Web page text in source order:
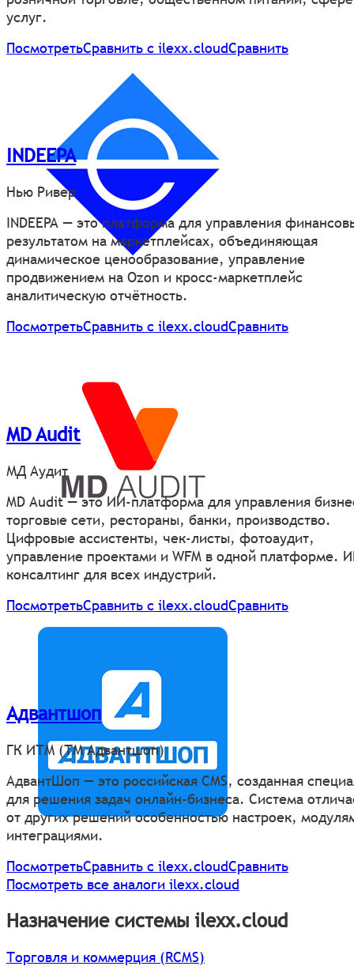
услуг.
ПосмотретьСравнить с ilexx.cloudСравнить
INDEEPA
Нью Ривер
INDEEPA — это платформа для управления
результатом на маркетплейсах, объединяющая
динамическое ценообразование, управление
продвижением на Ozon и кросс-маркетплейс
аналитическую отчётность.
ПосмотретьСравнить с ilexx.cloudСравнить
MD Audit
МД Аудит
MD Audit — это ИИ‑платформа для управления
торговые сети, рестораны, банки, производство.
Цифровые ассистенты, чек-листы, фотоаудит,
управление проектами и WFM в одной платформе.
консалтинг для всех индустрий.
ПосмотретьСравнить с ilexx.cloudСравнить
Адвантшоп
ГК ИТМ (ТМ Адвантшоп)
АдвантШоп — это российская CMS, созданная
для решения задач онлайн-бизнеса. Система
от других решений особенностью настроек,
интеграциями.
ПосмотретьСравнить с ilexx.cloudСравнить
Посмотреть все аналоги ilexx.cloud
Назначение системы ilexx.cloud
Торговля и коммерция (RCMS)